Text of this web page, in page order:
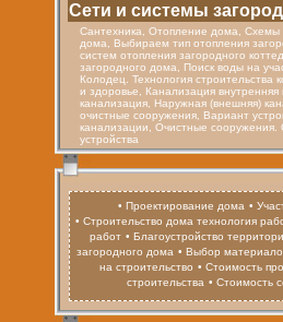
Cети и системы
Сантехника, Отопление дома, Схемы
дома, Выбираем тип отопления
систем отопления загородного
загородного дома, Поиск воды на
Колодец. Технология строительства
и здоровье, Канализация
канализация, Наружная (внешняя)
очистные сооружения, Вариант
канализации, Очистные сооружения.
устройства
• Проектирование дома •
• Строительство дома технология
работ • Благоустройство
загородного дома • Выбор
на строительство • Стоимость
строительства • Стоимость